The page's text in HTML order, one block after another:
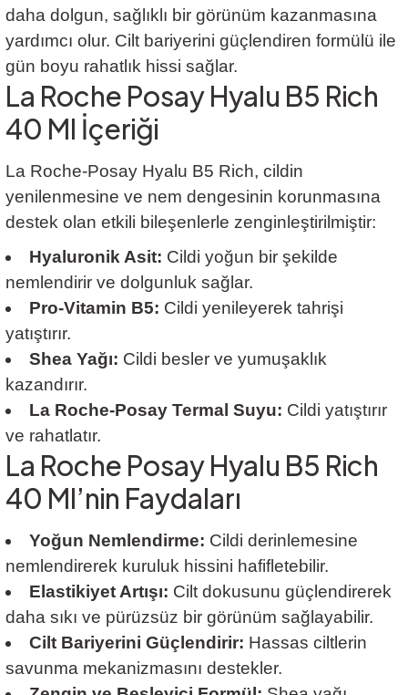
daha dolgun, sağlıklı bir görünüm kazanmasına
yardımcı olur. Cilt bariyerini güçlendiren formülü ile
gün boyu rahatlık hissi sağlar.
La Roche Posay Hyalu B5 Rich
40 Ml İçeriği
La Roche-Posay Hyalu B5 Rich, cildin
yenilenmesine ve nem dengesinin korunmasına
destek olan etkili bileşenlerle zenginleştirilmiştir:
Hyaluronik Asit: Cildi yoğun bir şekilde
nemlendirir ve dolgunluk sağlar.
Pro-Vitamin B5: Cildi yenileyerek tahrişi
yatıştırır.
Shea Yağı: Cildi besler ve yumuşaklık
kazandırır.
La Roche-Posay Termal Suyu: Cildi yatıştırır
ve rahatlatır.
La Roche Posay Hyalu B5 Rich
40 Ml’nin Faydaları
Yoğun Nemlendirme: Cildi derinlemesine
nemlendirerek kuruluk hissini hafifletebilir.
Elastikiyet Artışı: Cilt dokusunu güçlendirerek
daha sıkı ve pürüzsüz bir görünüm sağlayabilir.
Cilt Bariyerini Güçlendirir: Hassas ciltlerin
savunma mekanizmasını destekler.